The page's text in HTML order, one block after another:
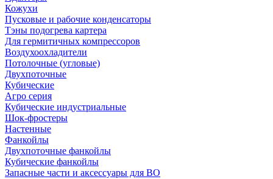
Кожухи
Пусковые и рабочие конденсаторы
Тэны подогрева картера
Для гермитичных компрессоров
Воздухоохладители
Потолочные (угловые)
Двухпоточные
Кубические
Агро серия
Кубические индустриальные
Шок-фростеры
Настенные
Фанкойлы
Двухпоточные фанкойлы
Кубические фанкойлы
Запасные части и аксессуары для ВО